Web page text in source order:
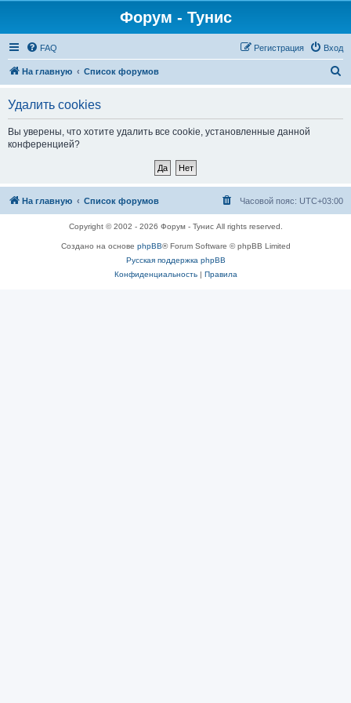
Форум - Тунис
FAQ Вход
Регистрация
На главную Список форумов
Удалить cookies
Вы уверены, что хотите удалить все cookie, установленные данной
конференцией?
На главную Список форумов Часовой пояс: UTC+03:00
Copyright © 2002 - 2026 Форум - Тунис All rights reserved.
Создано на основе phpBB® Forum Software © phpBB Limited
Русская поддержка phpBB
Конфиденциальность| Правила